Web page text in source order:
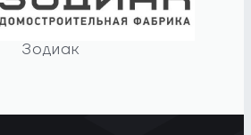
Зодиак